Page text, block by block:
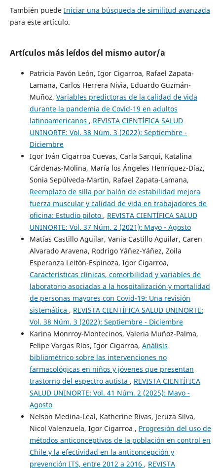
También puede Iniciar una búsqueda de similitud avanzada
para este artículo.
Artículos más leídos del mismo autor/a
Patricia Pavón León, Igor Cigarroa, Rafael Zapata-
Lamana, Carlos Herrera Nivia, Eduardo Guzmán-
Muñoz, Variables predictoras de la calidad de vida
durante la pandemia de Covid-19 en adultos
latinoamericanos , REVISTA CIENTÍFICA SALUD
UNINORTE: Vol. 38 Núm. 3 (2022): Septiembre -
Diciembre
Igor Iván Cigarroa Cuevas, Carla Sarqui, Katalina
Cárdenas-Molina, María los Ángeles Henríquez-Díaz,
Sonia Sepúlveda-Martin, Rafael Zapata-Lamana,
Reemplazo de silla por balón de estabilidad mejora
fuerza muscular y calidad de vida en trabajadores de
oficina: Estudio piloto , REVISTA CIENTÍFICA SALUD
UNINORTE: Vol. 37 Núm. 2 (2021): Mayo - Agosto
Matías Castillo Aguilar, Vania Castillo Aguilar, Caren
Alvarado Aravena, Rodrigo Yáñez-Yáñez, Zoila
Esperanza Leitón-Espinoza, Igor Cigarroa,
Características clínicas, comorbilidad y variables de
laboratorio asociadas a la hospitalización y mortalidad
de personas mayores con Covid-19: Una revisión
sistemática , REVISTA CIENTÍFICA SALUD UNINORTE:
Vol. 38 Núm. 3 (2022): Septiembre - Diciembre
Karina Monrroy-Montecinos, Valeria Muñoz-Palma,
Felipe Vargas Ríos, Igor Cigarroa, Análisis
bibliométrico sobre las intervenciones no
farmacológicas en niños y jóvenes que presentan
trastorno del espectro autista , REVISTA CIENTÍFICA
SALUD UNINORTE: Vol. 41 Núm. 2 (2025): Mayo -
Agosto
Nelson Medina-Leal, Katherine Rivas, Jeruza Silva,
Nicol Valenzuela, Igor Cigarroa , Progresión del uso de
métodos anticonceptivos de la población en control en
Chile y la efectividad en la anticoncepción y
prevención ITS, entre 2012 a 2016 , REVISTA